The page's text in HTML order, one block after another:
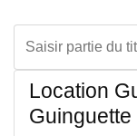
Location